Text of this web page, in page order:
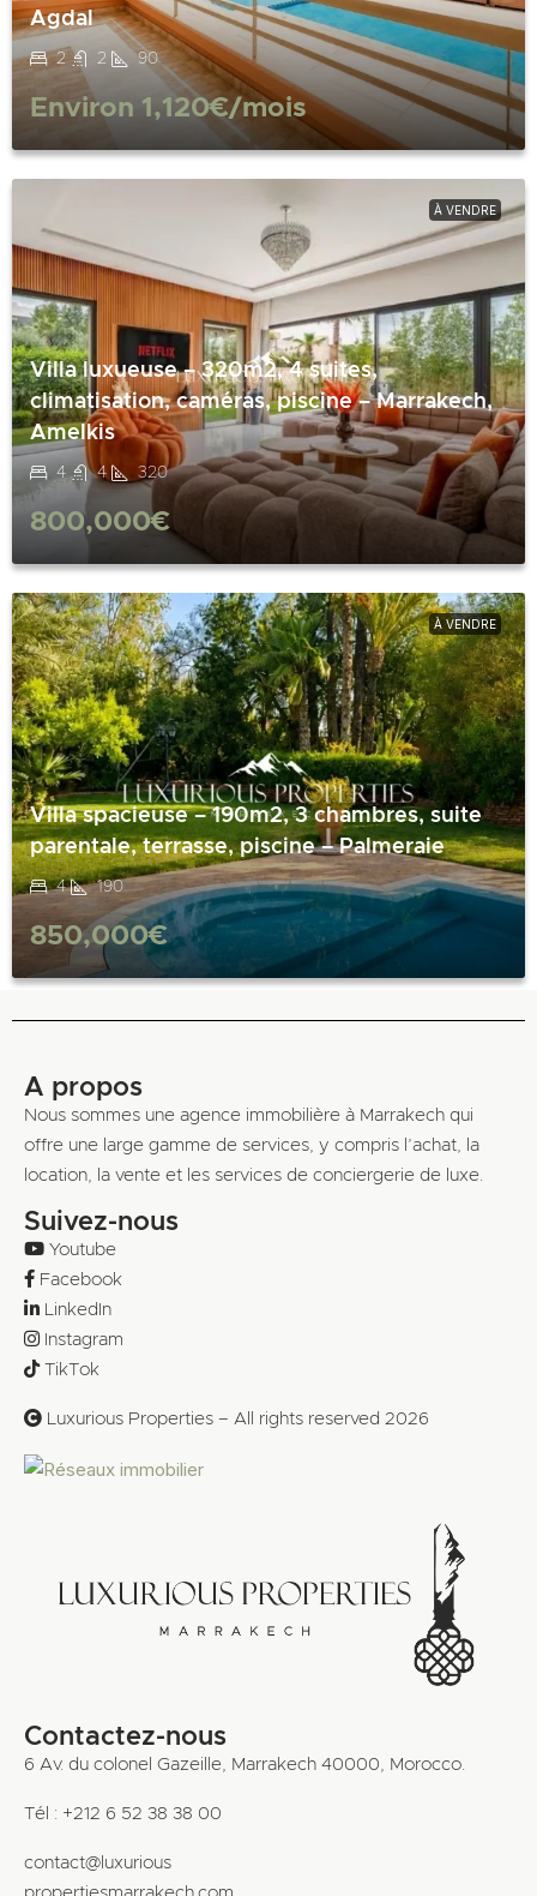
Agdal
2 2 90
Environ 1,120€/mois
À VENDRE
Villa luxueuse – 320m2, 4 suites,
climatisation, caméras, piscine – Marrakech,
Amelkis
4 4 320
800,000€
À VENDRE
Villa spacieuse – 190m2, 3 chambres, suite
parentale, terrasse, piscine – Palmeraie
4 190
850,000€
A propos
Nous sommes une agence immobilière à Marrakech qui
offre une large gamme de services, y compris l’achat, la
location, la vente et les services de conciergerie de luxe.
Suivez-nous
Youtube
Facebook
LinkedIn
Instagram
TikTok
Luxurious Properties – All rights reserved 2026
Contactez-nous
6 Av. du colonel Gazeille, Marrakech 40000, Morocco.
Tél : +212 6 52 38 38 00
contact@luxurious